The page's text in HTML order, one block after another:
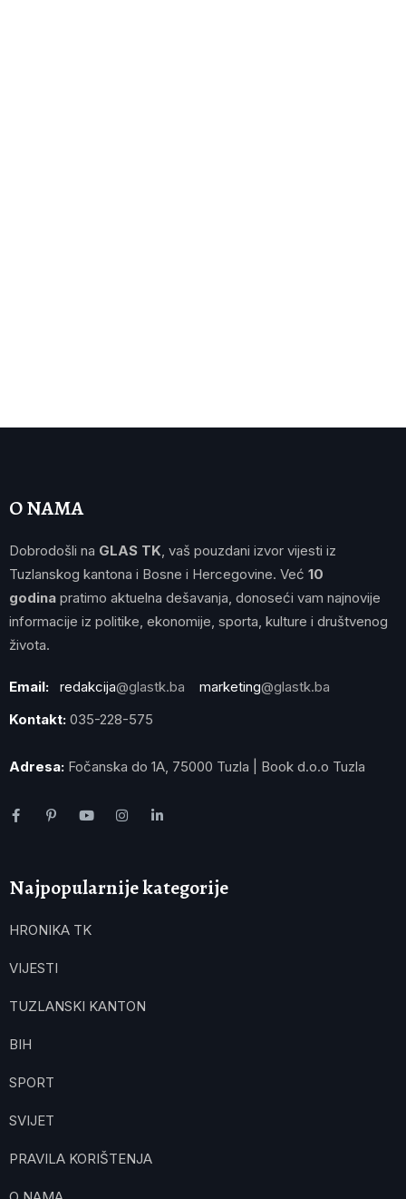
O NAMA
Dobrodošli na GLAS TK , vaš pouzdani izvor vijesti iz
Tuzlanskog kantona i Bosne i Hercegovine. Već 10
godina pratimo aktuelna dešavanja, donoseći vam najnovije
informacije iz politike, ekonomije, sporta, kulture i društvenog
života.
Email: redakcija@glastk.ba marketing@glastk.ba
Kontakt: 035-228-575
Adresa: Fočanska do 1A, 75000 Tuzla | Book d.o.o Tuzla
Najpopularnije kategorije
HRONIKA TK
VIJESTI
TUZLANSKI KANTON
BIH
SPORT
SVIJET
PRAVILA KORIŠTENJA